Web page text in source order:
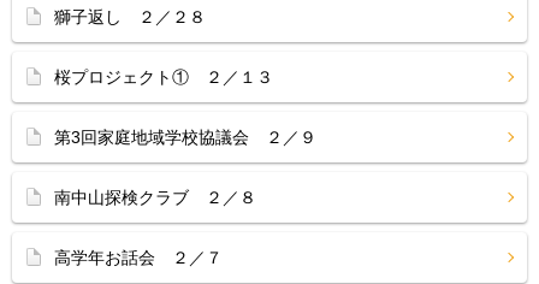
獅子返し ２／２８
桜プロジェクト① ２／１３
第3回家庭地域学校協議会 ２／９
南中山探検クラブ ２／８
高学年お話会 ２／７